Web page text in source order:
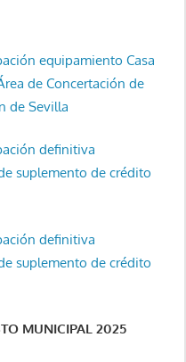
equipamiento Casa
de Concertación de
de Sevilla
definitiva
suplemento de crédito
definitiva
suplemento de crédito
MUNICIPAL 2025